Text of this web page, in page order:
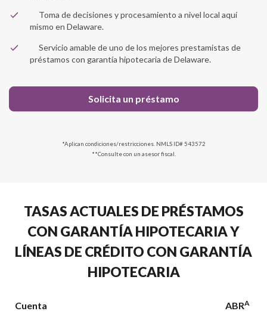
Toma de decisiones y procesamiento a nivel local aquí
mismo en Delaware.
Servicio amable de uno de los mejores prestamistas de
préstamos con garantía hipotecaria de Delaware.
Solicita un préstamo
*Aplican condiciones/restricciones. NMLS ID# 543572
**Consulte con un asesor fiscal.
TASAS ACTUALES DE PRÉSTAMOS
CON GARANTÍA HIPOTECARIA Y
LÍNEAS DE CRÉDITO CON GARANTÍA
HIPOTECARIA
Cuenta ABRA